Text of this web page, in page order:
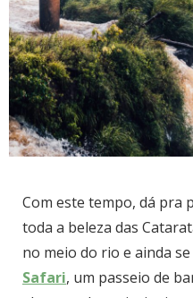
Com este tempo, dá pra
toda a beleza das
no meio do rio e ainda
Safari, um passeio de